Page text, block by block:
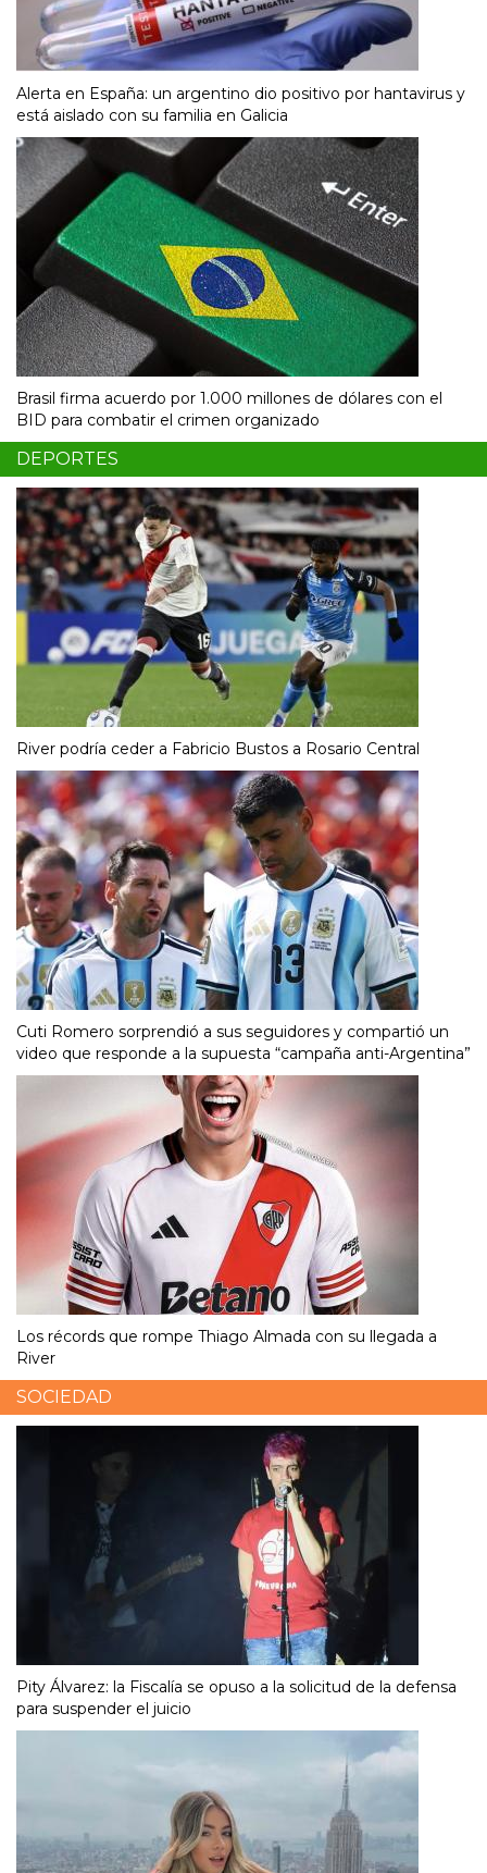
Alerta en España: un argentino dio positivo por hantavirus y
está aislado con su familia en Galicia
Brasil firma acuerdo por 1.000 millones de dólares con el
BID para combatir el crimen organizado
DEPORTES
River podría ceder a Fabricio Bustos a Rosario Central
Cuti Romero sorprendió a sus seguidores y compartió un
video que responde a la supuesta “campaña anti-Argentina”
Los récords que rompe Thiago Almada con su llegada a
River
SOCIEDAD
Pity Álvarez: la Fiscalía se opuso a la solicitud de la defensa
para suspender el juicio